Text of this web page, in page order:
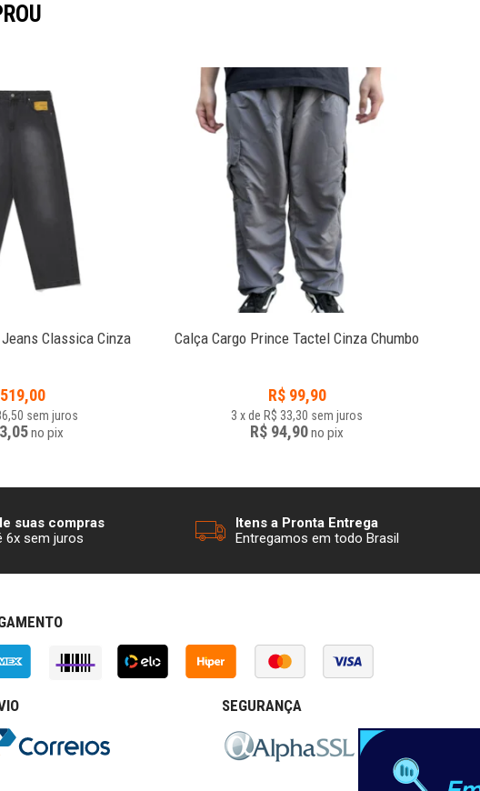
Classica Cinza
519,00
sem juros
no pix
Calça Cargo Prince Tactel Cinza Chumbo
R$ 99,90
3 xde R$ 33,30 sem juros
R$ 94,90no pix
suas compras
6x sem juros
Itens a Pronta Entrega
Entregamos em todo Brasil
SEGURANÇA